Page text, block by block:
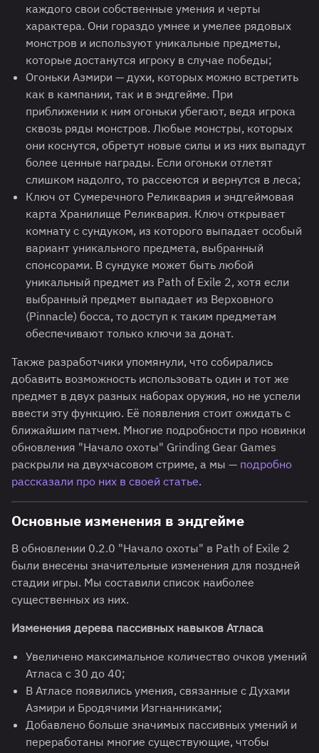
каждого свои собственные умения и черты
характера. Они гораздо умнее и умелее рядовых
монстров и используют уникальные предметы,
которые достанутся игроку в случае победы;
Огоньки Азмири — духи, которых можно встретить
как в кампании, так и в эндгейме. При
приближении к ним огоньки убегают, ведя игрока
сквозь ряды монстров. Любые монстры, которых
они коснутся, обретут новые силы и из них выпадут
более ценные награды. Если огоньки отлетят
слишком надолго, то рассеются и вернутся в леса;
Ключ от Сумеречного Реликвария и эндгеймовая
карта Хранилище Реликвария. Ключ открывает
комнату с сундуком, из которого выпадает особый
вариант уникального предмета, выбранный
спонсорами. В сундуке может быть любой
уникальный предмет из Path of Exile 2, хотя если
выбранный предмет выпадает из Верховного
(Pinnacle) босса, то доступ к таким предметам
обеспечивают только ключи за донат.
Также разработчики упомянули, что собирались
добавить возможность использовать один и тот же
предмет в двух разных наборах оружия, но не успели
ввести эту функцию. Её появления стоит ожидать с
ближайшим патчем. Многие подробности про новинки
обновления "Начало охоты" Grinding Gear Games
раскрыли на двухчасовом стриме, а мы — подробно
рассказали про них в своей статье.
Основные изменения в эндгейме
В обновлении 0.2.0 "Начало охоты" в Path of Exile 2
были внесены значительные изменения для поздней
стадии игры. Мы составили список наиболее
существенных из них.
Изменения дерева пассивных навыков Атласа
Увеличено максимальное количество очков умений
Атласа с 30 до 40;
В Атласе появились умения, связанные с Духами
Азмири и Бродячими Изгнанниками;
Добавлено больше значимых пассивных умений и
переработаны многие существующие, чтобы